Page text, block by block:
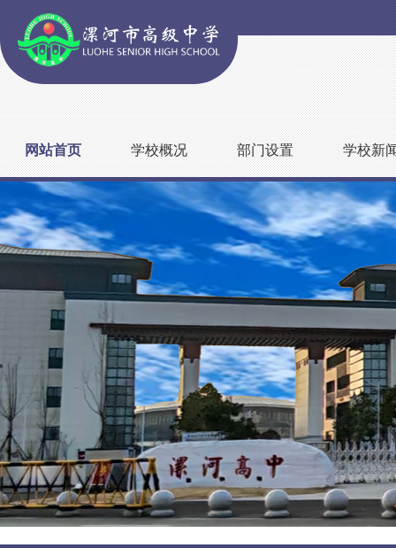
网站首页 学校概况 部门设置 学校新